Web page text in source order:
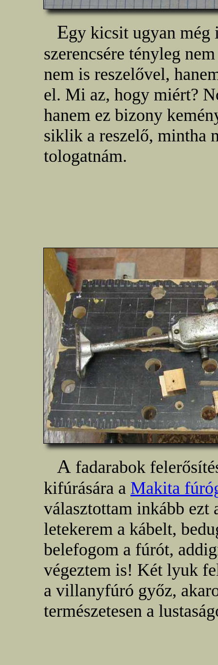
Egy kicsit ugyan
szerencsére tényleg
nem is reszelővel,
el. Mi az, hogy miért?
hanem ez bizony
siklik a reszelő, mintha
tologatnám.
A fadarabok
kifúrására a Makita
választottam inkább ezt
letekerem a kábelt,
belefogom a fúrót,
végeztem is! Két lyuk
a villanyfúró győz,
természetesen a